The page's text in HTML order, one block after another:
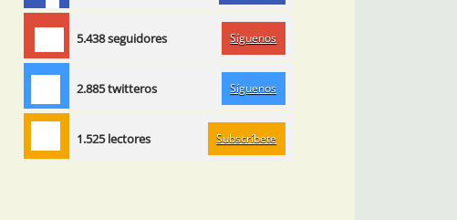
5.438 seguidores Síguenos
2.885 twitteros Síguenos
1.525 lectores Subscríbete